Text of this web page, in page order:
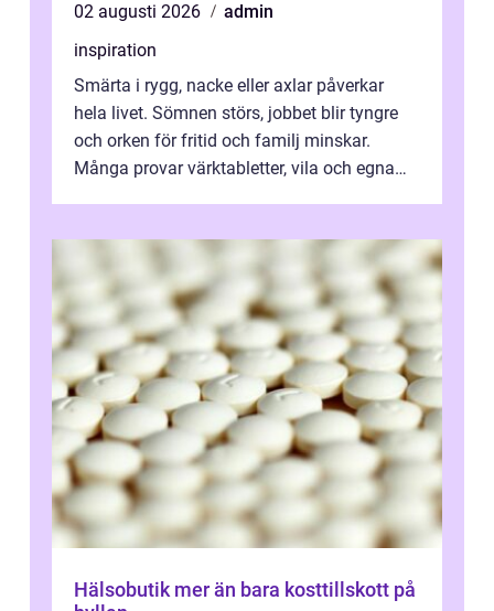
02 augusti 2026
admin
inspiration
Smärta i rygg, nacke eller axlar påverkar
hela livet. Sömnen störs, jobbet blir tyngre
och orken för fritid och familj minskar.
Många provar värktabletter, vila och egna
Hälsobutik mer än bara kosttillskott på